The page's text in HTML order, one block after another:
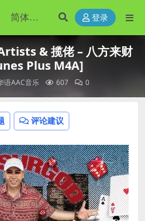
登录
& 揽佬 – 八方来财
Plus M4A]
语AAC音乐 607 0
评论建议